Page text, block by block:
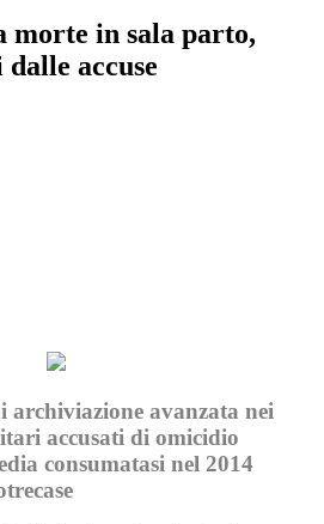
morte in sala parto,
accuse
archiviazione avanzata nei
accusati di omicidio
consumatasi nel 2014